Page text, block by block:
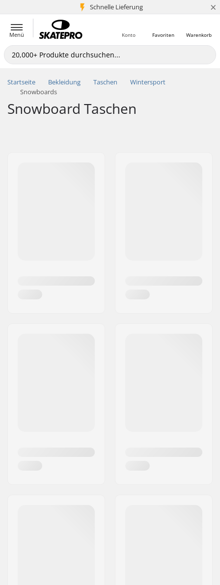
Schnelle Lieferung
5+ Mio. Kunden ×
Menü Warenkorb
Favoriten
Konto
Startseite Bekleidung Taschen
Wintersport
Snowboards
Snowboard Taschen